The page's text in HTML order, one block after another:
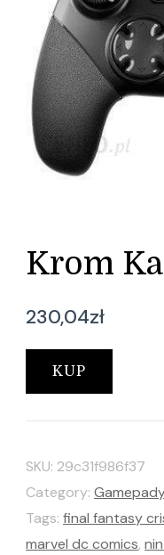
Krom
230,04zł
KUP
SKU: 29c31f986f37
Category:
Tags: final fantasy
marvel dc comics,